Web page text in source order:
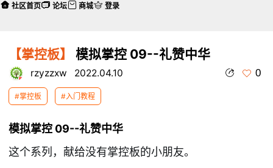
【掌控板】 模拟掌控 09--礼赞中华
rzyzzxw 2022.04.10 0
#掌控板 #入门教程
模拟掌控 09--礼赞中华
这个系列，献给没有掌控板的小朋友。
社区首页 论坛 商城 登录